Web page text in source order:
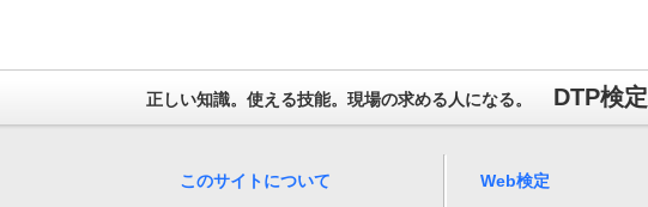
正しい知識。使える技能。現場の求める人になる。 DTP検定
このサイトについて Web検定